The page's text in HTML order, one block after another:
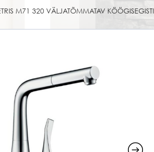
M71 320 VÄLJATÕMMATAV KÖÖGISEGISTI